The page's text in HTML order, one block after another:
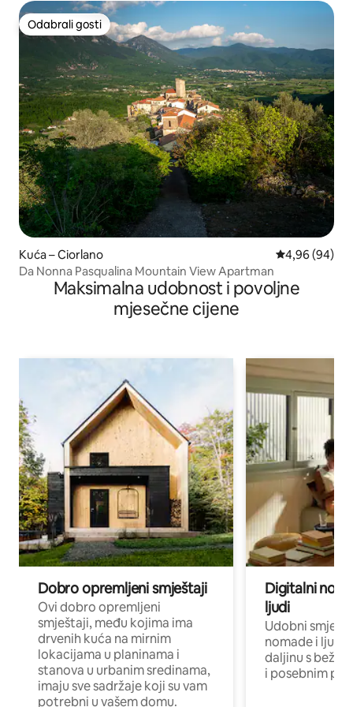
Odabrali gosti
Odabrali gosti
Kuća – Ciorlano Prosječna
4,96 (94)
Da Nonna Pasqualina Mountain View Apartman
Maksimalna udobnost i povoljne
mjesečne cijene
Dobro opremljeni smještaji
Ovi dobro opremljeni
smještaji, među kojima ima
drvenih kuća na mirnim
lokacijama u planinama i
stanova u urbanim sredinama,
imaju sve sadržaje koji su vam
potrebni u vašem domu.
Digitalni
ljudi
Udobni
nomade i ljude
daljinu s
i posebnim